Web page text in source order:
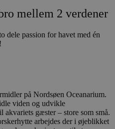
mellem 2 verdener
dele passion for havet med én
på Nordsøen Oceanarium.
viden og udvikle
gæster – store som små.
arbejdes der i øjeblikket